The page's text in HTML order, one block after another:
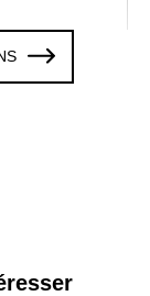
trempé 8 mm
1 traverse,
fixée sur